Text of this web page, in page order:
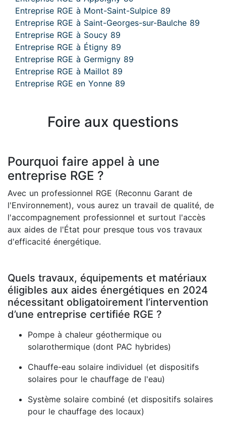
Entreprise RGE à Mont-Saint-Sulpice 89
Entreprise RGE à Saint-Georges-sur-Baulche 89
Entreprise RGE à Soucy 89
Entreprise RGE à Étigny 89
Entreprise RGE à Germigny 89
Entreprise RGE à Maillot 89
Entreprise RGE en Yonne 89
Foire aux questions
Pourquoi faire appel à une
entreprise RGE ?
Avec un professionnel RGE (Reconnu Garant de
l'Environnement), vous aurez un travail de qualité, de
l'accompagnement professionnel et surtout l'accès
aux aides de l'État pour presque tous vos travaux
d'efficacité énergétique.
Quels travaux, équipements et matériaux
éligibles aux aides énergétiques en 2024
nécessitant obligatoirement l’intervention
d’une entreprise certifiée RGE ?
Pompe à chaleur géothermique ou
solarothermique (dont PAC hybrides)
Chauffe-eau solaire individuel (et dispositifs
solaires pour le chauffage de l'eau)
Système solaire combiné (et dispositifs solaires
pour le chauffage des locaux)